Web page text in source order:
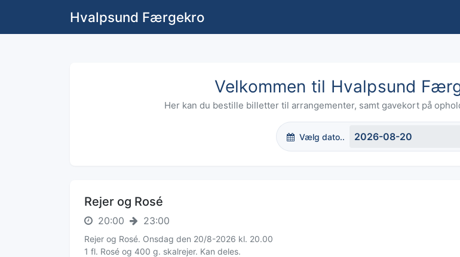
Hvalpsund Færgekro
Velkommen til Hvalpsund
Her kan du bestille billetter til arrangementer, samt gavekort på
Vælg dato..
Rejer og Rosé
20:00 23:00
Rejer og Rosé. Onsdag den 20/8-2026 kl. 20.00
1 fl. Rosé og 400 g. skalrejer. Kan deles.